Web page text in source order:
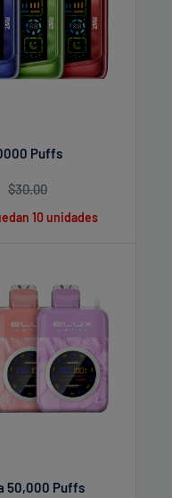
Puffs
Precio
$30.00
10 unidades
50,000 Puffs